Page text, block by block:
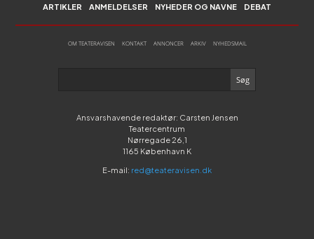
ARTIKLER ANMELDELSER NYHEDER OG NAVNE DEBAT
OM TEATERAVISEN KONTAKT ANNONCER ARKIV NYHEDSMAIL
Ansvarshavende redaktør: Carsten Jensen
Teatercentrum
Nørregade 26,1
1165 København K
E-mail: red@teateravisen.dk